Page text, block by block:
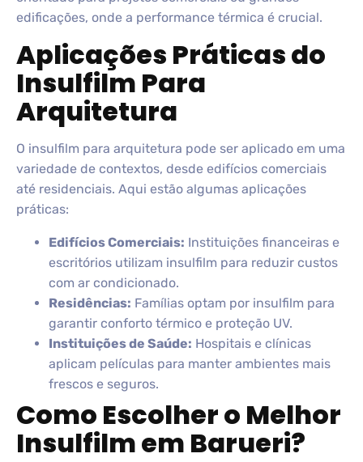
edificações, onde a performance térmica é crucial.
Aplicações Práticas do
Insulfilm Para
Arquitetura
O insulfilm para arquitetura pode ser aplicado em uma
variedade de contextos, desde edifícios comerciais
até residenciais. Aqui estão algumas aplicações
práticas:
Edifícios Comerciais: Instituições financeiras e
escritórios utilizam insulfilm para reduzir custos
com ar condicionado.
Residências: Famílias optam por insulfilm para
garantir conforto térmico e proteção UV.
Instituições de Saúde: Hospitais e clínicas
aplicam películas para manter ambientes mais
frescos e seguros.
Como Escolher o Melhor
Insulfilm em Barueri?